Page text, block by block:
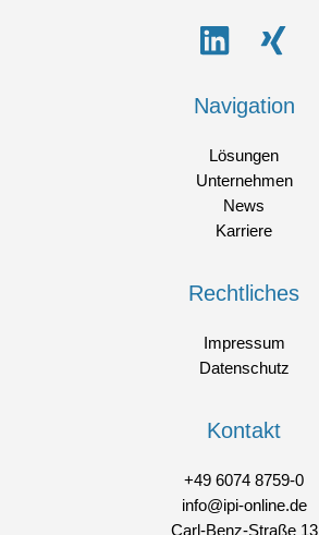
Navigation
Lösungen
Unternehmen
News
Karriere
Rechtliches
Impressum
Datenschutz
Kontakt
+49 6074 8759-0
info@ipi-online.de
Carl-Benz-Straße 13